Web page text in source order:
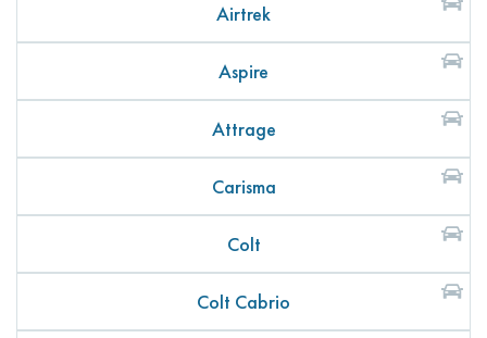
Airtrek
Aspire
Attrage
Carisma
Colt
Colt Cabrio